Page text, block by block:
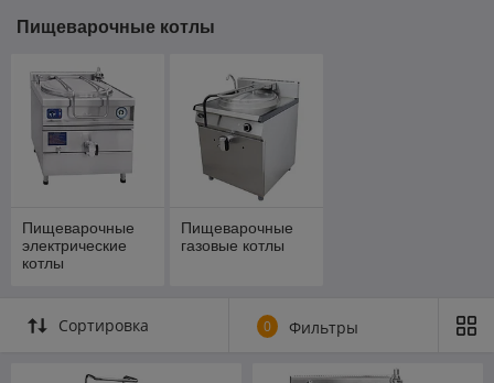
Пищеварочные котлы
Пищеварочные
электрические
котлы
Пищеварочные
газовые котлы
Сортировка 0 Фильтры